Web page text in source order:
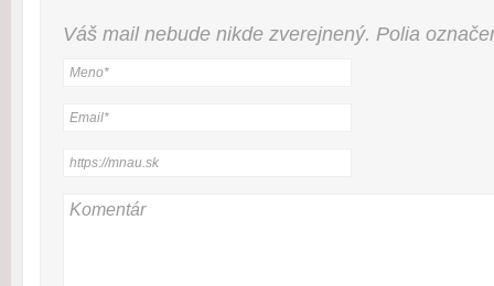
Váš mail nebude nikde zverejnený. Polia